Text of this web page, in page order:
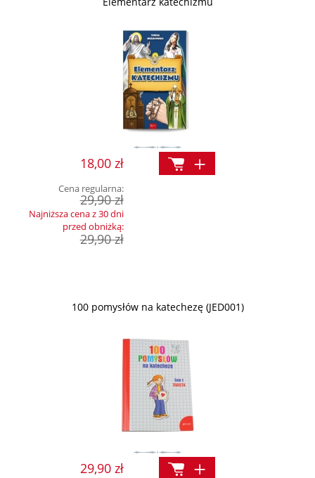
18,00 zł
Cena regularna:
29,90 zł
Najniższa cena z 30 dni
przed obniżką:
29,90 zł
100 pomysłów na katechezę (JED001)
29,90 zł